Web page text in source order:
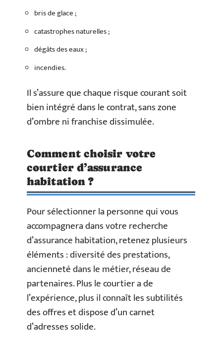
bris de glace ;
catastrophes naturelles ;
dégâts des eaux ;
incendies.
Il s’assure que chaque risque courant soit
bien intégré dans le contrat, sans zone
d’ombre ni franchise dissimulée.
Comment choisir votre
courtier d’assurance
habitation ?
Pour sélectionner la personne qui vous
accompagnera dans votre recherche
d’assurance habitation, retenez plusieurs
éléments : diversité des prestations,
ancienneté dans le métier, réseau de
partenaires. Plus le courtier a de
l’expérience, plus il connaît les subtilités
des offres et dispose d’un carnet
d’adresses solide.